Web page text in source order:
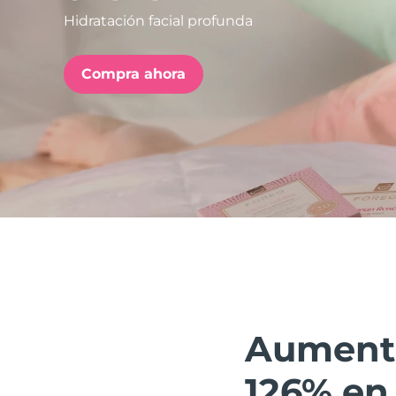
Hidratación facial profunda
Compra ahora
issa™ Teeth Whitening Set
FAQ™ Dual LED Panel
POPULAR